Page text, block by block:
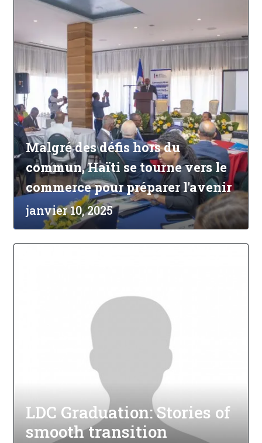
Malgré des défis hors du
commun, Haïti se tourne vers le
commerce pour préparer l'avenir
janvier 10, 2025
LDC Graduation: Stories of
smooth transition